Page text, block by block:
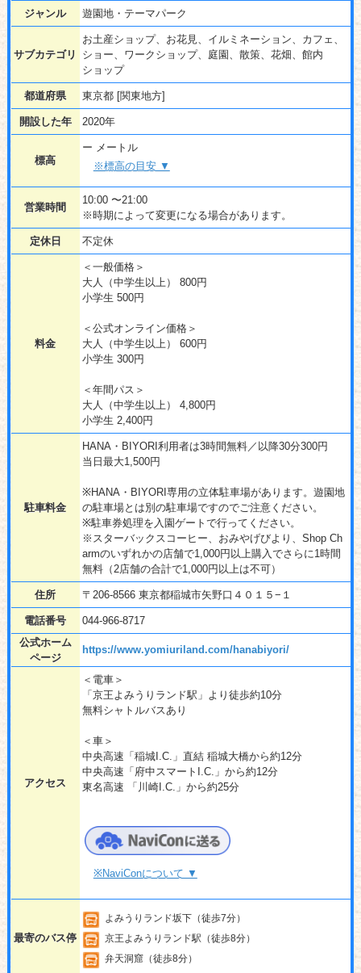
ジャンル 遊園地・テーマパーク
サブカテゴリ
お土産ショップ、お花見、イルミネーション、カフェ、
ショー、ワークショップ、庭園、散策、花畑、館内
ショップ
都道府県 東京都 [関東地方]
開設した年 2020年
標高
ー メートル
※標高の目安 ▼
営業時間
10:00 〜21:00
※時期によって変更になる場合があります。
定休日 不定休
料金
＜一般価格＞
大人（中学生以上） 800円
小学生 500円
＜公式オンライン価格＞
大人（中学生以上） 600円
小学生 300円
＜年間パス＞
大人（中学生以上） 4,800円
小学生 2,400円
駐車料金
HANA・BIYORI利用者は3時間無料／以降30分300円
当日最大1,500円
※HANA・BIYORI専用の立体駐車場があります。遊園地
の駐車場とは別の駐車場ですのでご注意ください。
※駐車券処理を入園ゲートで行ってください。
※スターバックスコーヒー、おみやげびより、Shop Ch
armのいずれかの店舗で1,000円以上購入でさらに1時間
無料（2店舗の合計で1,000円以上は不可）
住所 〒206-8566 東京都稲城市矢野口４０１５−１
電話番号
044-966-8717
公式ホーム
ページ
https://www.yomiuriland.com/hanabiyori/
アクセス
＜電車＞
「京王よみうりランド駅」より徒歩約10分
無料シャトルバスあり
＜車＞
中央高速「稲城I.C.」直結 稲城大橋から約12分
中央高速「府中スマートI.C.」から約12分
東名高速 「川崎I.C.」から約25分
※NaviConについて ▼
最寄のバス停
よみうりランド坂下（徒歩7分）
京王よみうりランド駅（徒歩8分）
弁天洞窟（徒歩8分）